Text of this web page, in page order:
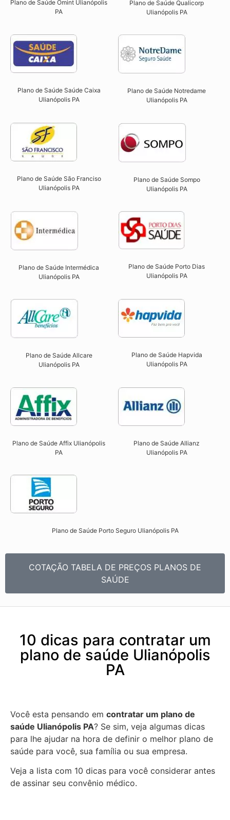
Plano de Saúde Omint Ulianópolis
PA​
Plano de Saúde Qualicorp
Ulianópolis PA​
Plano de Saúde Saúde Caixa
Ulianópolis PA​
Plano de Saúde Notredame
Ulianópolis PA​
Plano de Saúde São Franciso
Ulianópolis PA​
Plano de Saúde Sompo
Ulianópolis PA​
Plano de Saúde Intermédica
Ulianópolis PA​
Plano de Saúde Porto Dias
Ulianópolis PA
Plano de Saúde Allcare
Ulianópolis PA​
Plano de Saúde Hapvida
Ulianópolis PA​
Plano de Saúde Affix Ulianópolis
PA​
Plano de Saúde Allianz
Ulianópolis PA​
Plano de Saúde Porto Seguro Ulianópolis PA​
COTAÇÃO TABELA DE PREÇOS PLANOS DE
SAÚDE
10 dicas para contratar um
plano de saúde Ulianópolis
PA
Você esta pensando em contratar um plano de
saúde Ulianópolis PA? Se sim, veja algumas dicas
para lhe ajudar na hora de definir o melhor plano de
saúde para você, sua família ou sua empresa.
Veja a lista com 10 dicas para você considerar antes
de assinar seu convênio médico.